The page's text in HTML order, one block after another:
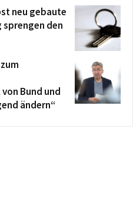
neu gebaute
sprengen den
Bund und
ändern“